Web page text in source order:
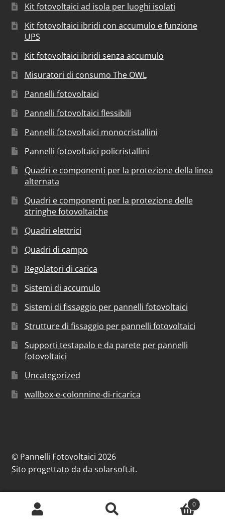
Kit fotovoltaici ad isola per luoghi isolati
Kit fotovoltaici ibridi con accumulo e funzione
UPS
Kit fotovoltaici ibridi senza accumulo
Misuratori di consumo The OWL
Pannelli fotovoltaici
Pannelli fotovoltaici flessibili
Pannelli fotovoltaici monocristallini
Pannelli fotovoltaici policristallini
Quadri e componenti per la protezione della linea
alternata
Quadri e componenti per la protezione delle
stringhe fotovoltaiche
Quadri elettrici
Quadri di campo
Regolatori di carica
Sistemi di accumulo
Sistemi di fissaggio per pannelli fotovoltaici
Strutture di fissaggio per pannelli fotovoltaici
Supporti testapalo e da parete per pannelli
fotovoltaici
Uncategorized
wallbox-e-colonnine-di-ricarica
© Pannelli Fotovoltaici 2026
Sito progettato da da solarsoft.it.
0